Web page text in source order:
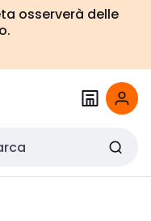
osserverà delle